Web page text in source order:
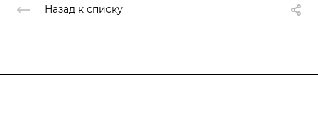
Назад к списку